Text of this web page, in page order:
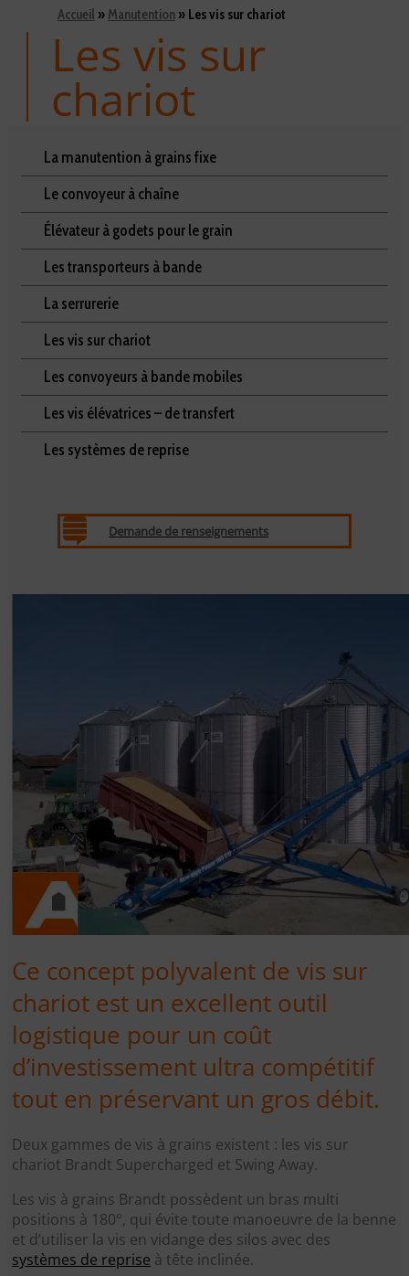
Accueil » Manutention » Les vis sur chariot
Les vis sur
chariot
La manutention à grains fixe
Le convoyeur à chaîne
Élévateur à godets pour le grain
Les transporteurs à bande
La serrurerie
Les vis sur chariot
Les convoyeurs à bande mobiles
Les vis élévatrices – de transfert
Les systèmes de reprise
Demande de renseignements
Ce concept polyvalent de vis sur
chariot est un excellent outil
logistique pour un coût
d’investissement ultra compétitif
tout en préservant un gros débit.
Deux gammes de vis à grains existent : les vis sur
chariot Brandt Supercharged et Swing Away.
Les vis à grains Brandt possèdent un bras multi
positions à 180°, qui évite toute manoeuvre de la benne
et d’utiliser la vis en vidange des silos avec des
systèmes de reprise à tête inclinée.